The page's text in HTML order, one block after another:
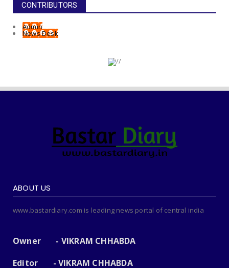
CONTRIBUTORS
Admin
News Desk
ABOUT US
www.bastardiary.com is leading news portal of central india
Owner - VIKRAM CHHABDA
Editor - VIKRAM CHHABDA